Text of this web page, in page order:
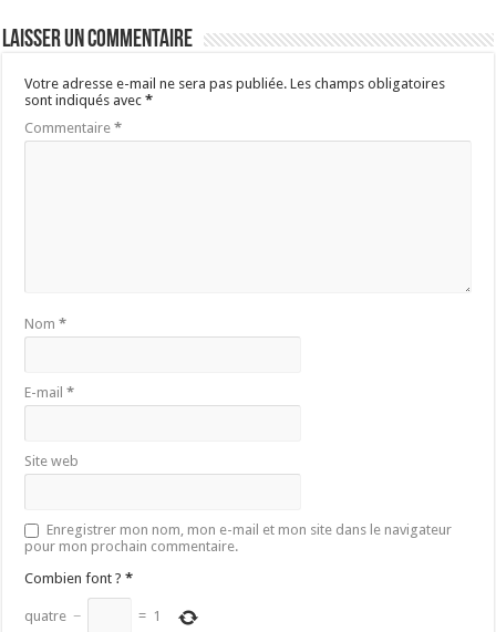
Laisser un commentaire
Votre adresse e-mail ne sera pas publiée. Les champs obligatoires
sont indiqués avec*
Commentaire*
Nom*
E-mail*
Site web
Enregistrer mon nom, mon e-mail et mon site dans le navigateur
pour mon prochain commentaire.
Combien font ? *
quatre − = 1